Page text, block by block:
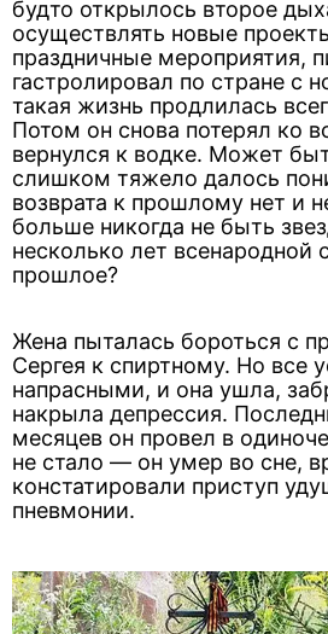
будто открылось второе
осуществлять новые
праздничные мероприятия,
гастролировал по стране с
такая жизнь продлилась
Потом он снова потерял ко
вернулся к водке. Может
слишком тяжело далось
возврата к прошлому нет и
больше никогда не быть
несколько лет всенародной
прошлое?
Жена пыталась бороться с
Сергея к спиртному. Но все
напрасными, и она ушла,
накрыла депрессия.
месяцев он провел в
не стало — он умер во сне,
констатировали приступ
пневмонии.